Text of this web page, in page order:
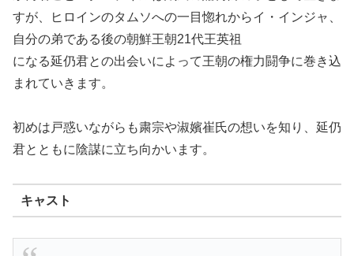
すが、ヒロインのタムソへの一目惚れからイ・インジャ、
自分の弟である後の朝鮮王朝21代王英祖
になる延仍君との出会いによって王朝の権力闘争に巻き込
まれていきます。
初めは戸惑いながらも粛宗や淑嬪崔氏の想いを知り、延仍
君とともに陰謀に立ち向かいます。
キャスト